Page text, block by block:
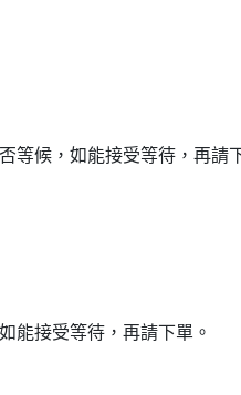
等候，如能接受等待，再請
能接受等待，再請下單。